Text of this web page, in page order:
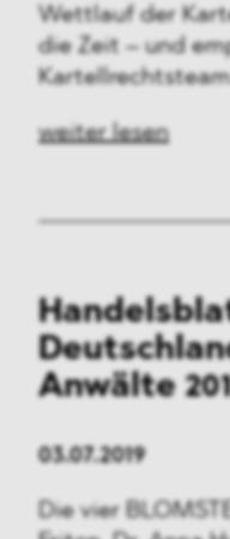
Wettlauf der
die Zeit – und
weiter lesen
Anwälte
03.07.2019
Die vier